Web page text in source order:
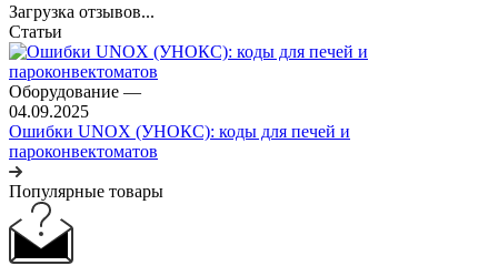
Загрузка отзывов...
Статьи
Оборудование —
04.09.2025
Ошибки UNOX (УНОКС): коды для печей и
пароконвектоматов
Популярные товары